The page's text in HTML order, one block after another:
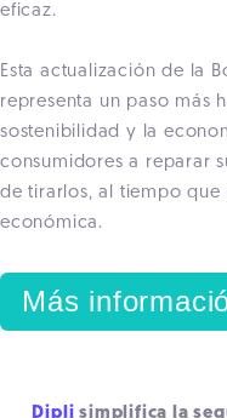
eficaz.
Esta actualización de la
representa un paso más
sostenibilidad y la
consumidores a reparar
de tirarlos, al tiempo que
económica.
Más
Dipli simplifica la